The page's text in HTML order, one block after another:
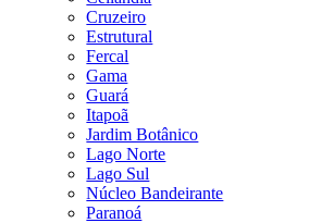
Cruzeiro
Estrutural
Fercal
Gama
Guará
Itapoã
Jardim Botânico
Lago Norte
Lago Sul
Núcleo Bandeirante
Paranoá